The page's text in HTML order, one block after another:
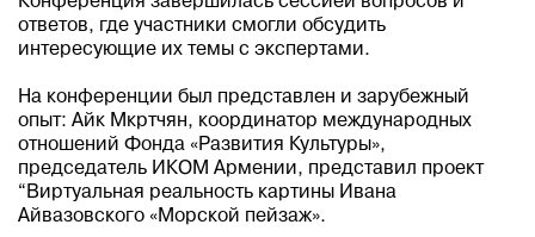
ответов, где участники смогли обсудить
интересующие их темы с экспертами.
На конференции был представлен и зарубежный
опыт: Айк Мкртчян, координатор международных
отношений Фонда «Развития Культуры»,
председатель ИКОМ Армении, представил проект
“Виртуальная реальность картины Ивана
Айвазовского «Морской пейзаж».